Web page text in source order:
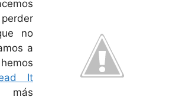
e
gr
a
m
er
e
st
p
ar
tir
no
a
It